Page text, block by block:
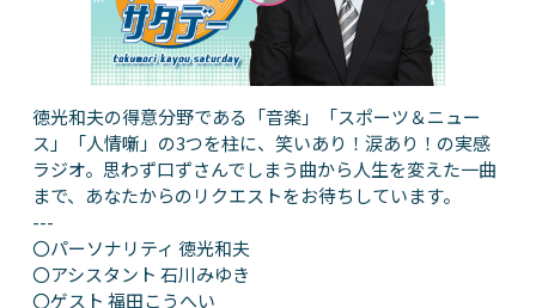
徳光和夫の得意分野である「音楽」「スポーツ＆ニュー
ス」「人情噺」の3つを柱に、笑いあり！涙あり！の実感
ラジオ。思わず口ずさんでしまう曲から人生を変えた一曲
まで、あなたからのリクエストをお待ちしています。
---
〇パーソナリティ 徳光和夫
〇アシスタント 石川みゆき
〇ゲスト 福田こうへい